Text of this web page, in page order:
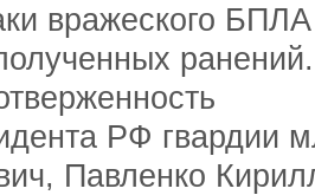
вражеского
РФ гвардии
Павленко